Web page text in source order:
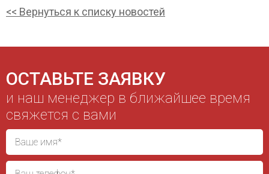
<< Вернуться к списку новостей
ОСТАВЬТЕ ЗАЯВКУ
и наш менеджер в ближайшее время
свяжется с вами